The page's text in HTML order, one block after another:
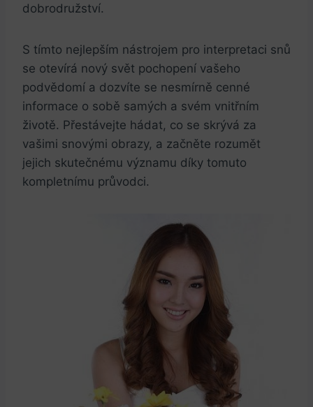
dobrodružství.
S tímto nejlepším nástrojem pro interpretaci snů
se otevírá nový svět pochopení vašeho
podvědomí a dozvíte se nesmírně cenné
informace o sobě samých a svém vnitřním
životě. Přestávejte hádat, co se skrývá za
vašimi snovými obrazy, a začněte rozumět
jejich skutečnému významu díky tomuto
kompletnímu průvodci.